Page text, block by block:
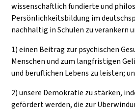
wissenschaftlich fundierte und
Persönlichkeitsbildung im
nachhaltig in Schulen zu verankern
1) einen Beitrag zur psychischen
Menschen und zum langfristigen
und beruflichen Lebens zu leisten;
2) unsere Demokratie zu stärken,
gefördert werden, die zur